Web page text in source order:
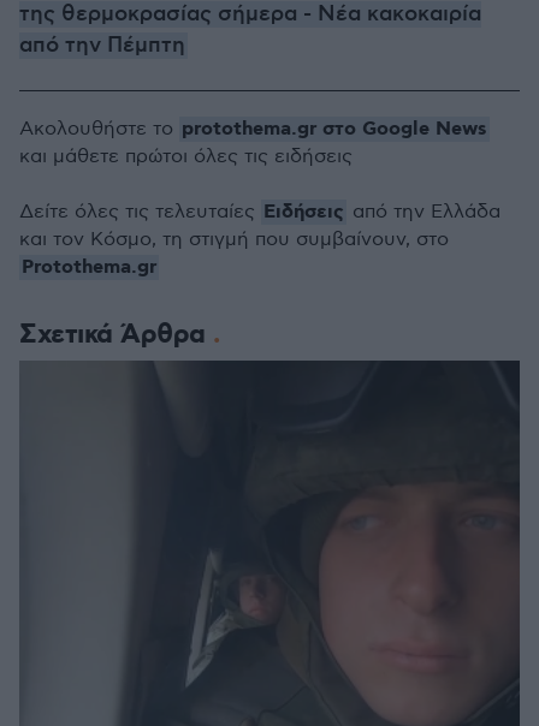
της θερμοκρασίας σήμερα - Νέα κακοκαιρία
από την Πέμπτη
Σχετικά Άρθρα
Ακολουθήστε το protothema.gr στο Google News
και μάθετε πρώτοι όλες τις ειδήσεις
Δείτε όλες τις τελευταίες Ειδήσεις από την Ελλάδα
και τον Κόσμο, τη στιγμή που συμβαίνουν, στο
Protothema.gr